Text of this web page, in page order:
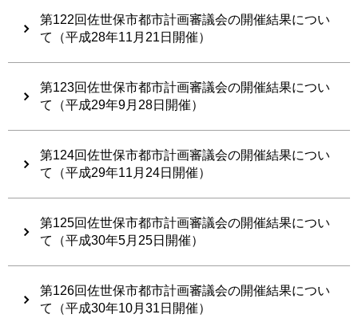
第122回佐世保市都市計画審議会の開催結果につい
て（平成28年11月21日開催）
第123回佐世保市都市計画審議会の開催結果につい
て（平成29年9月28日開催）
第124回佐世保市都市計画審議会の開催結果につい
て（平成29年11月24日開催）
第125回佐世保市都市計画審議会の開催結果につい
て（平成30年5月25日開催）
第126回佐世保市都市計画審議会の開催結果につい
て（平成30年10月31日開催）